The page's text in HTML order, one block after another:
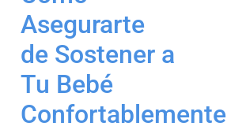
Asegurarte
de Sostener a
Tu Bebé
Confortablemente